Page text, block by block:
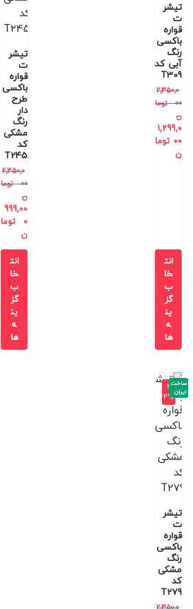
تیشر
ت
قواره
باکسی
رنگ
آبی کد
T309
2,350,0
00
توما
ن
1,299,0
00 توما
ن
انت
خا
ب
گز
ین
ه
ها
تیشر
ت
قواره
باکسی
طرح
دار
رنگ
مشکی
کد
T245
2,350,0
00
توما
ن
999,00
0
توما
ن
انت
خا
ب
گز
ین
ه
ها
-3
2%
تیشر
ت
قواره
باکسی
رنگ
مشکی
کد
T279
ساخت
ایران